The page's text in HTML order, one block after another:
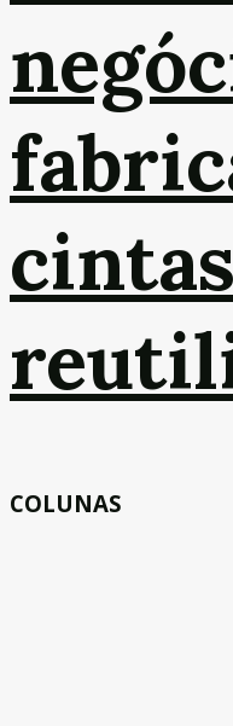
cintas
COLUNAS